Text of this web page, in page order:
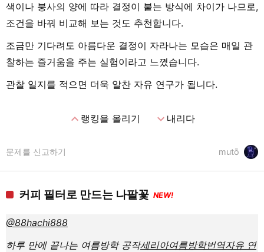
색이나 붕사의 양에 따라 결정이 붙는 방식에 차이가 나므로,
조건을 바꿔 비교해 보는 것도 추천합니다.
조금만 기다려도 아름다운 결정이 자라나는 모습은 매일 관
찰하는 즐거움을 주는 실험이라고 느꼈습니다.
관찰 일지를 적으면 더욱 알찬 자유 연구가 됩니다.
expand_less랭킹을 올리기 expand_more내리다
mutō
문제를 신고하기
커피 필터로 만드는 나팔꽃 NEW!
@88hachi888
하루 만에 끝나는 여름방학 공작세리아여름방학번역자유 연